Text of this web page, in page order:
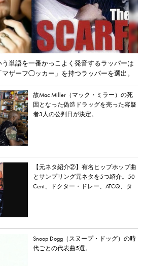
単語を一番かっこよく発音するラッパーは
ザーフ◯ッカー」を持つラッパーを選出。
故Mac Miller（マック・ミラー）の死
因となった偽造ドラッグを売った容疑
者3人の公判日が決定。
【元ネタ紹介②】有名ヒップホップ曲
とサンプリング元ネタを5つ紹介。50
Cent、ドクター・ドレー、ATCQ、タ
Snoop Dogg（スヌープ・ドッグ）の時
代ごとの代表曲5選。